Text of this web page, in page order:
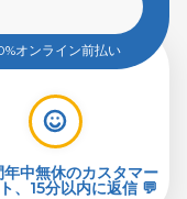
オンライン前払い
中無休のカスタマー
、15分以内に返信 💬